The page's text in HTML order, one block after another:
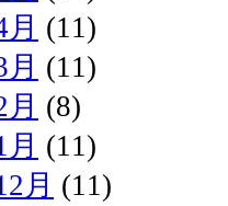
(11)
(11)
(8)
(11)
月 (11)